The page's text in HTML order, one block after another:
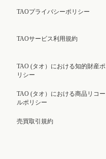
TAOプライバシーポリシー
TAOサービス利用規約
TAO (タオ）における知的財産ポ
リシー
TAO (タオ）における商品リコー
ルポリシー
売買取引規約